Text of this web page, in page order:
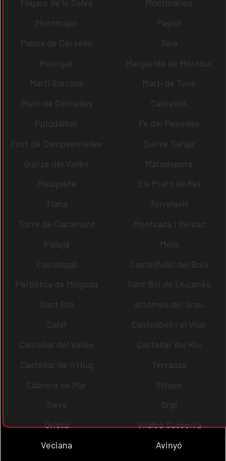
Fogars de la Selva
Montmaneu
Montmajor
Papiol
Palma de Cervelló
Teià
Montgat
Margarida de Montbui
Martí Sarroca
Martí de Tous
Martí de Centelles
Castellolí
Puigdàlber
Fe del Penedès
Fost de Campsentelles
Quirze Safaja
Quirze del Vallès
Matadepera
Masquefa
Els Prats de Rei
Tiana
Torrelavit
Torre de Claramunt
Montcada i Reixac
Pallejà
Moià
Castellgalí
Castellfullit del Boix
Perpètua de Mogoda
Sant Boi de Lluçanès
Sant Boi
artomeu del Grau
Calaf
Castellbell i el Vilar
Castellar del Vallès
Castellar del Riu
Castellar de n´Hug
Terrassa
Cabrera de Mar
Sitges
Seva
Orpí
Oristà
Vilalba Sasserra
Veciana
Avinyó